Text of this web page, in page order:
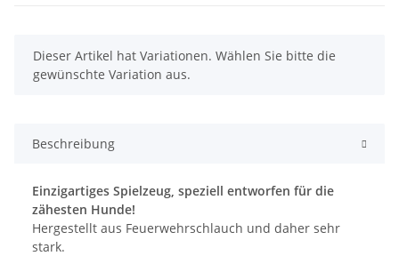
x
Dieser Artikel hat Variationen. Wählen Sie bitte die
gewünschte Variation aus.
Beschreibung
Einzigartiges Spielzeug, speziell entworfen für die
zähesten Hunde!
Hergestellt aus Feuerwehrschlauch und daher sehr
stark.